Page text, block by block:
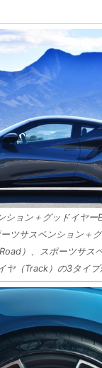
ション＋グッドイヤー
ツサスペンション＋
）、スポーツサス
ヤ（Track）の3タイプ